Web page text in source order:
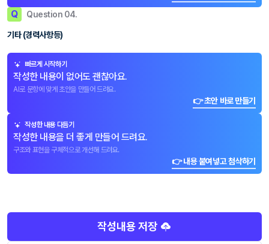
Q Question 04.
기타 (경력사항등)
빠르게 시작하기
작성한 내용이 없어도 괜찮아요.
AI로 문항에 맞게 초안을 만들어 드려요.
👉 초안 바로 만들기
작성한 내용 다듬기
작성한 내용을 더 좋게 만들어 드려요.
구조와 표현을 구체적으로 개선해 드려요.
👉 내용 붙여넣고 첨삭하기
작성내용 저장